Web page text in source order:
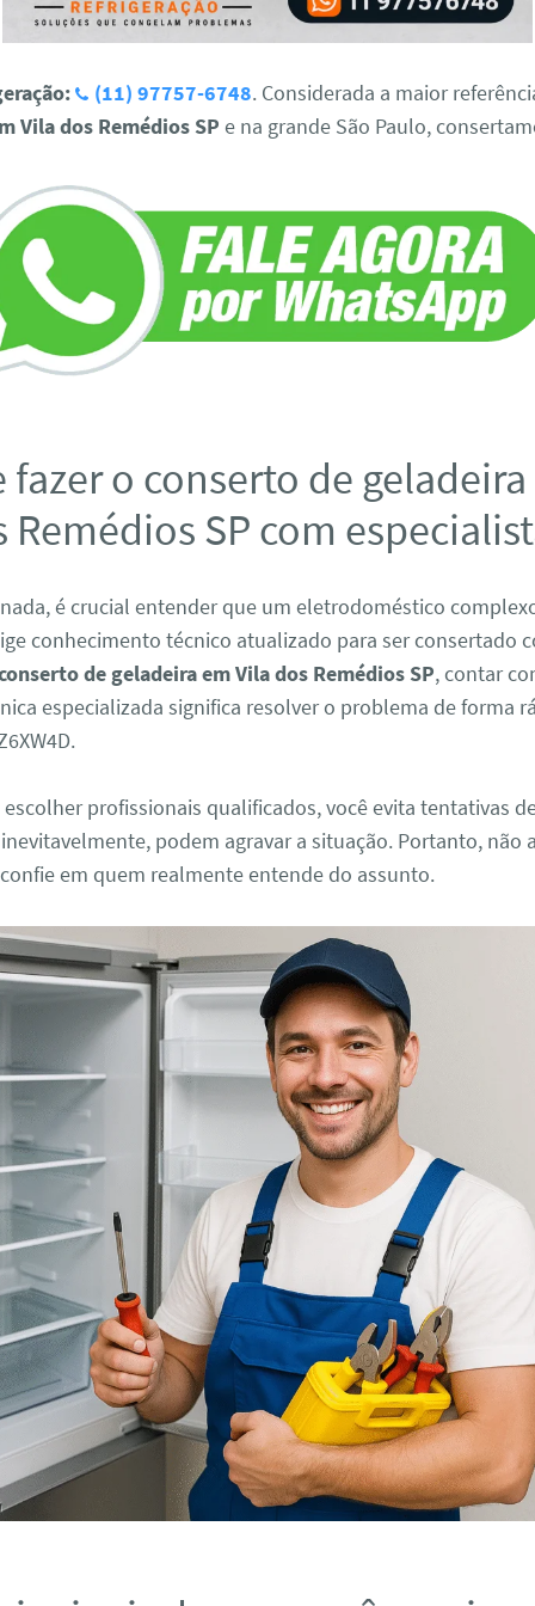
(11) 97757-6748. Considerada a maior
Vila dos Remédios SP e na grande São Paulo,
fazer o conserto de
Remédios SP com
é crucial entender que um eletrodoméstico
conhecimento técnico atualizado para ser consertado
de geladeira em Vila dos Remédios SP, contar
especializada significa resolver o problema de forma
profissionais qualificados, você evita tentativas
podem agravar a situação. Portanto, não
em quem realmente entende do assunto.